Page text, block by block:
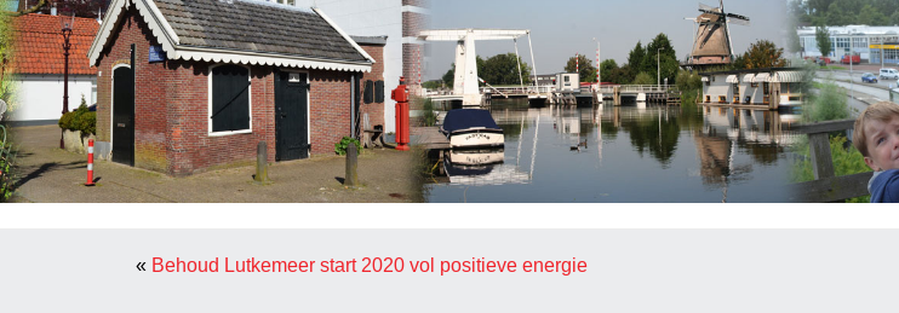
« Behoud Lutkemeer start 2020 vol positieve energie